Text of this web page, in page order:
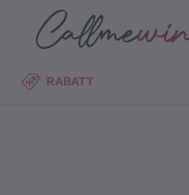
Zum Hauptinhalt springen
RABATT